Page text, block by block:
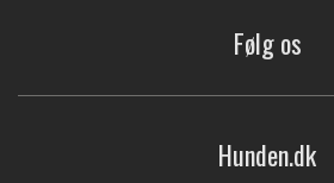
Følg os
Hunden.dk